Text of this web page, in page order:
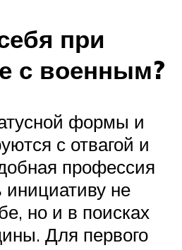
при
с военным?
формы и
с отвагой и
профессия
инициативу не
но и в поисках
Для первого